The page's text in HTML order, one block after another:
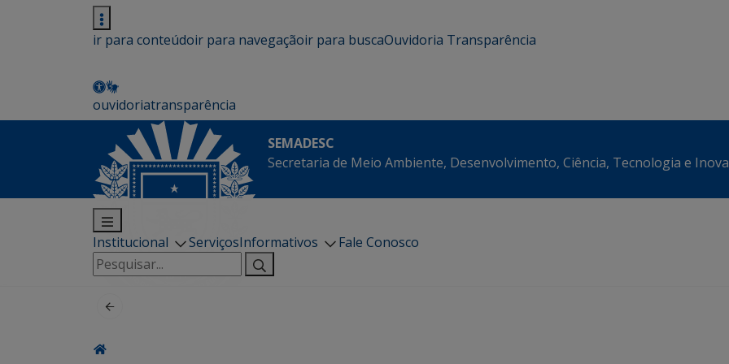
ir para conteúdoir para navegaçãoir para buscaOuvidoria Transparência
ouvidoriatransparência
SEMADESC
Secretaria de Meio Ambiente, Desenvolvimento, Ciência, Tecnologia e
Institucional ServiçosInformativos
Fale Conosco
Pesquisar
por: